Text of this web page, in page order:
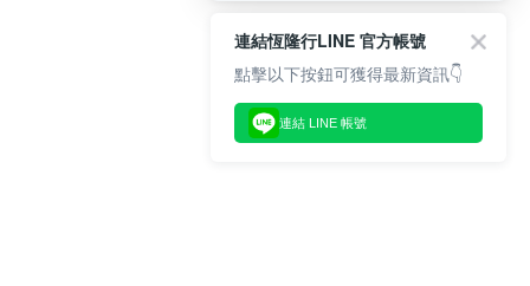
連結恆隆行LINE 官方帳號
點擊以下按鈕可獲得最新資訊👇
連結 LINE 帳號